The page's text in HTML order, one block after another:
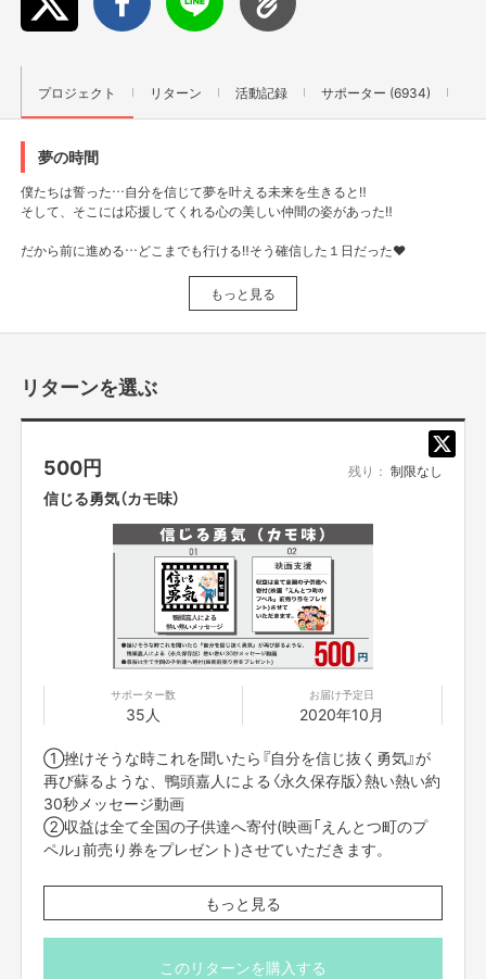
プロジェクト リターン 活動記録 サポーター (6934)
夢の時間
僕たちは誓った…自分を信じて夢を叶える未来を生きると‼️
そして、そこには応援してくれる心の美しい仲間の姿があった‼️
だから前に進める…どこまでも行ける‼️そう確信した１日だった❤️
胸の熱さが止まらなかった🔥
自分の鼓動が喜びに充ち満ちていた‼️
12/25の映画えんとつ町のプペル公開初日だ‼️
「この煙を突き抜けて星を見つける。」
僕たちには…出来る❤️
こんな素晴らしい人生が歩めるって…
想像も出来なかった…。
ありがとう西野亮廣さん‼️
ありがとうチームカモガシラのみんな‼️
感謝しかありません‼️
僕たちが本当に望んでいる世界を…
一緒に創りましょう‼️
大丈夫…ひとりじゃない❤️
もっと見る
リターンを選ぶ
500円 残り： 制限なし
信じる勇気（カモ味）
サポーター数
35人
お届け予定日
2020年10月
①挫けそうな時これを聞いたら『自分を信じ抜く勇気』が
再び蘇るような、鴨頭嘉人による〈永久保存版〉熱い熱い約
30秒メッセージ動画
②収益は全て全国の子供達へ寄付(映画「えんとつ町のプ
ペル」前売り券をプレゼント)させていただきます。
■ 配信は「Vimeo」という配信システムを使用してお届けい
たします。限定リンクをクリックするだけで動画を見るこ
とができるため、アプリのダウンロードは必要ありませ
もっと見る
このリターンを購入する